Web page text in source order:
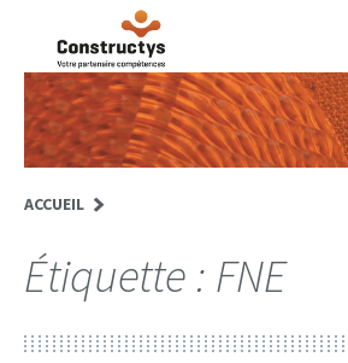
ACCUEIL
Étiquette : FNE